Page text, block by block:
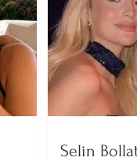
Selin